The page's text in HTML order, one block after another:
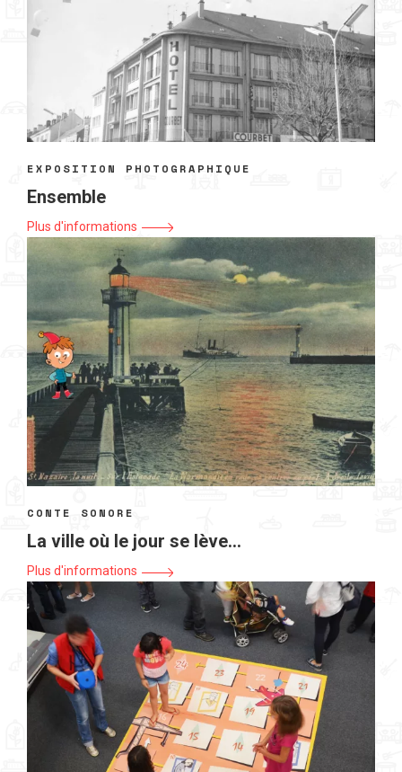
EXPOSITION PHOTOGRAPHIQUE
Ensemble
Plus d'informations
CONTE SONORE
La ville où le jour se lève…
Plus d'informations